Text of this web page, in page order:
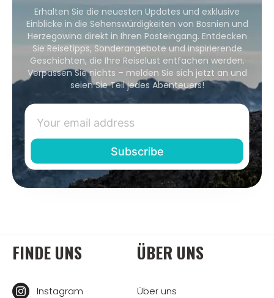
Erhalten Sie die neuesten Updates und exklusive
Einblicke in die Sehenswürdigkeiten von Bosnien und
Herzegowina direkt in Ihren Posteingang. Entdecken
Sie Reisetipps, Sonderangebote und inspirierende
Geschichten, die Ihre Reiselust entfachen werden.
Verpassen Sie nichts – melden Sie sich jetzt an und
seien Sie Teil jedes Abenteuers!
FINDE UNS
Instagram
ÜBER UNS
Über uns